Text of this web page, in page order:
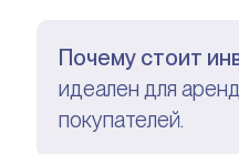
Почему стоит
идеален для
покупателей.